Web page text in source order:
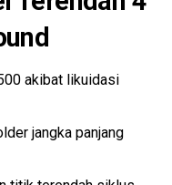
akibat likuidasi
jangka panjang